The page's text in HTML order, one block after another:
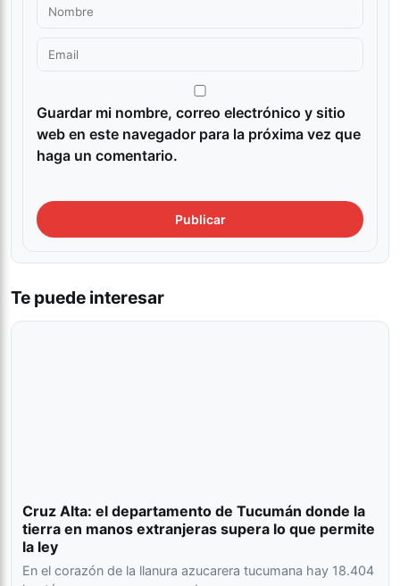
Guardar mi nombre, correo electrónico y sitio
web en este navegador para la próxima vez que
haga un comentario.
Te puede interesar
Cruz Alta: el departamento de Tucumán donde la
tierra en manos extranjeras supera lo que permite
la ley
En el corazón de la llanura azucarera tucumana hay 18.404